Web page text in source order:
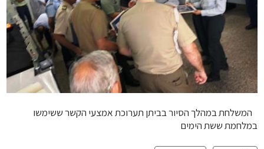
המשלחת במהלך הסיור בביתן תערוכת אמצעי הקשר ששימשו
במלחמת ששת הימים